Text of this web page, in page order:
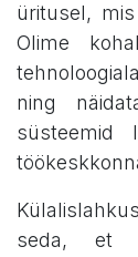
üritusel,
Olime
ning
süsteemid
seda, et